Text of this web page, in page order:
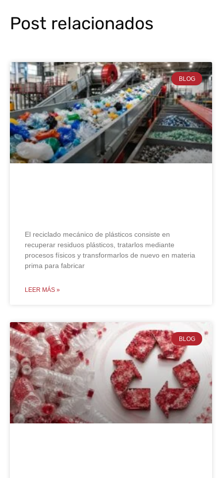
Post relacionados
BLOG
El reciclado mecánico de plásticos consiste en
recuperar residuos plásticos, tratarlos mediante
procesos físicos y transformarlos de nuevo en materia
prima para fabricar
LEER MÁS »
BLOG